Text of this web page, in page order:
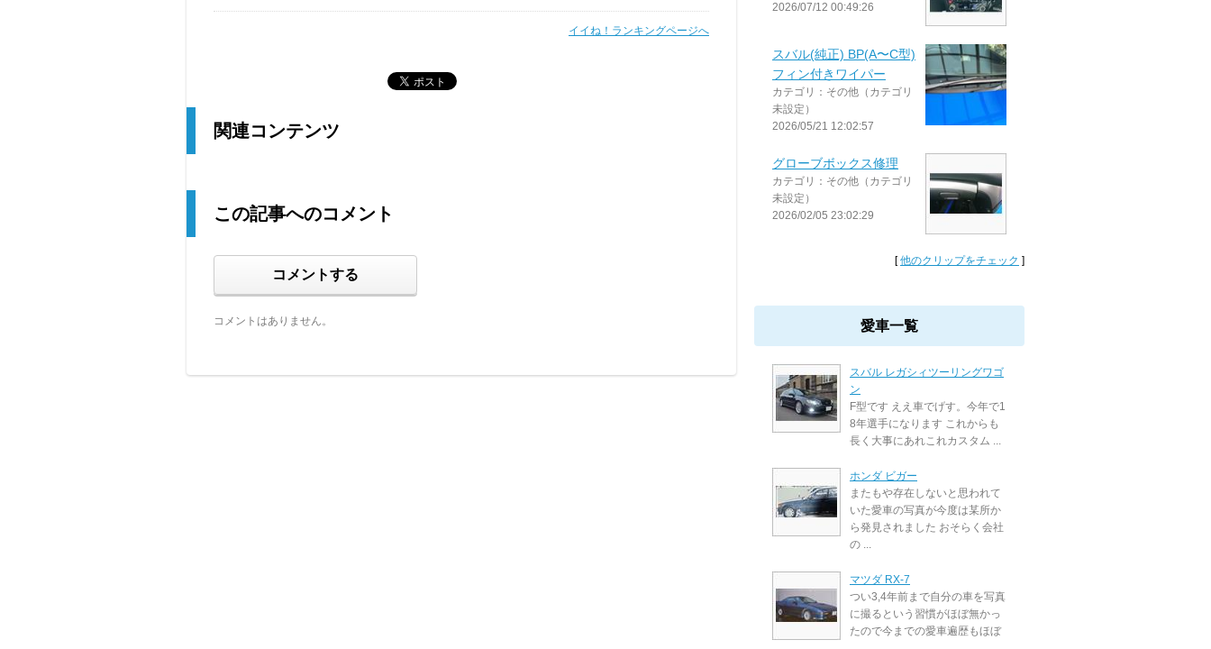
イイね！ランキングページへ
関連コンテンツ
この記事へのコメント
コメントする
コメントはありません。
2026/07/12 00:49:26
スバル(純正) BP(A〜C型)
フィン付きワイパー
カテゴリ：その他（カテゴリ
未設定）
2026/05/21 12:02:57
グローブボックス修理
カテゴリ：その他（カテゴリ
未設定）
2026/02/05 23:02:29
[他のクリップをチェック ]
愛車一覧
スバル レガシィツーリングワゴ
ン
F型です ええ車でげす。今年で1
8年選手になります これからも
長く大事にあれこれカスタム ...
ホンダ ビガー
またもや存在しないと思われて
いた愛車の写真が今度は某所か
ら発見されました おそらく会社
の ...
マツダ RX-7
つい3,4年前まで自分の車を写真
に撮るという習慣がほぼ無かっ
たので今までの愛車遍歴もほぼ